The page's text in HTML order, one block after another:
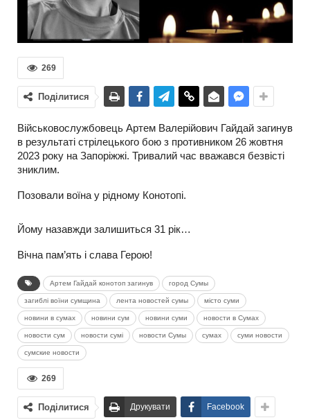
269
Поділитися
Військовослужбовець Артем Валерійович Гайдай загинув
в результаті стрілецького бою з противником 26 жовтня
2023 року на Запоріжжі. Тривалий час вважався безвісті
зниклим.
Позовали воїна у рідному Конотопі.
Йому назавжди залишиться 31 рік…
Вічна пам’ять і слава Герою!
Артем Гайдай конотоп загинув город Сумы
загиблі воїни сумщина лента новостей сумы місто суми
новини в сумах новини сум новини суми новости в Сумах
новости сум новости сумі новости Сумы сумах суми новости
сумские новости
269
Поділитися Друкувати Facebook